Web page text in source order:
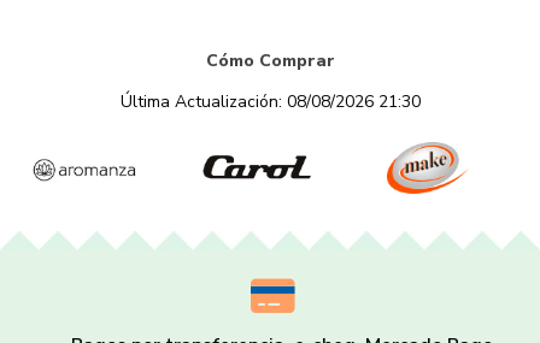
Cómo Comprar
Última Actualización: 08/08/2026 21:30